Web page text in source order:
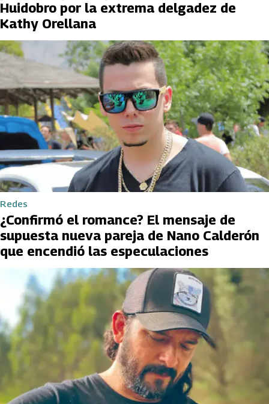
Huidobro por la extrema delgadez de
Kathy Orellana
Redes
¿Confirmó el romance? El mensaje de
supuesta nueva pareja de Nano Calderón
que encendió las especulaciones